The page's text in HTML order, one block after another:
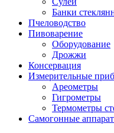
Банки
Пчеловодство
Пивоварение
Оборудование
Дрожжи
Консервация
Измерительные
Ареометры
Гигрометры
Термометры
Самогонные